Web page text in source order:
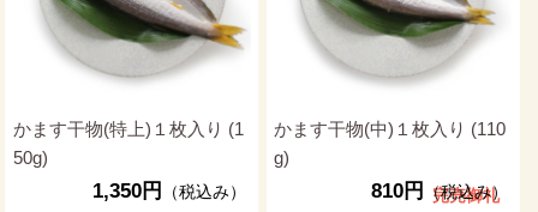
かます干物(特上)１枚入り (1
50g)
1,350円 （税込み）
かます干物(中)１枚入り (110
g)
810円 （税込み）
完売御礼